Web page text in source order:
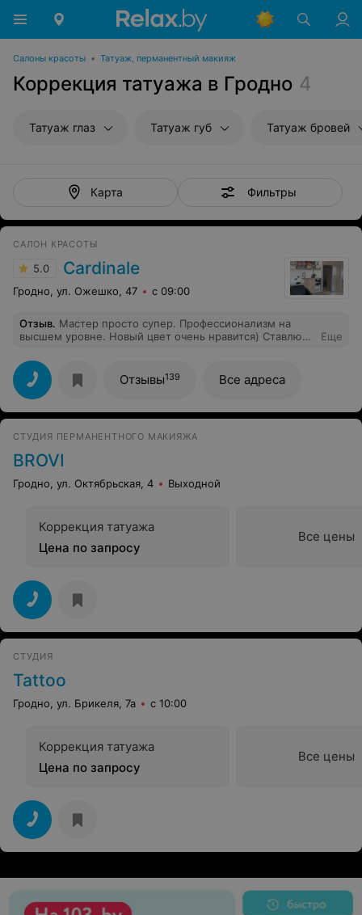
Салоны красоты • Татуаж, перманентный макияж
Коррекция татуажа в Гродно 4
Татуаж глаз Татуаж губ Татуаж бровей
Карта Фильтры
САЛОН КРАСОТЫ
5.0 Cardinale
Гродно, ул. Ожешко, 47 с 09:00
Отзыв. Мастер просто супер. Профессионализм на
высшем уровне. Новый цвет очень нравится) Ставлю
Еще
Отзывы139 Все адреса
СТУДИЯ ПЕРМАНЕНТНОГО МАКИЯЖА
BROVI
Гродно, ул. Октябрьская, 4 Выходной
Коррекция татуажа
Цена по запросу
Все цены
СТУДИЯ
Tattoo
Гродно, ул. Брикеля, 7а с 10:00
Коррекция татуажа
Цена по запросу
Все цены